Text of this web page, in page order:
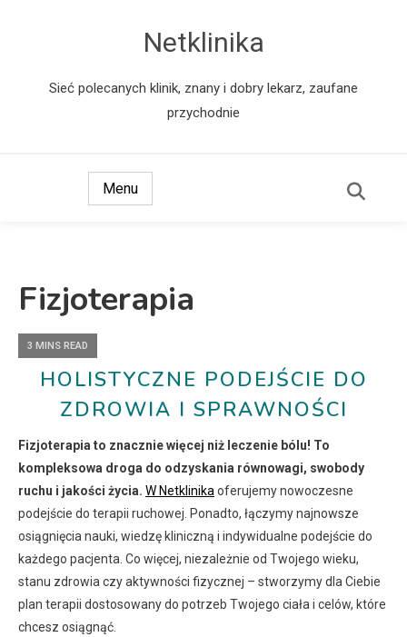
Netklinika
Sieć polecanych klinik, znany i dobry lekarz, zaufane
przychodnie
Menu
Fizjoterapia
3 MINS READ
HOLISTYCZNE PODEJŚCIE DO
ZDROWIA I SPRAWNOŚCI
Fizjoterapia to znacznie więcej niż leczenie bólu! To
kompleksowa droga do odzyskania równowagi, swobody
ruchu i jakości życia. W Netklinika oferujemy nowoczesne
podejście do terapii ruchowej. Ponadto, łączymy najnowsze
osiągnięcia nauki, wiedzę kliniczną i indywidualne podejście do
każdego pacjenta. Co więcej, niezależnie od Twojego wieku,
stanu zdrowia czy aktywności fizycznej – stworzymy dla Ciebie
plan terapii dostosowany do potrzeb Twojego ciała i celów, które
chcesz osiągnąć.